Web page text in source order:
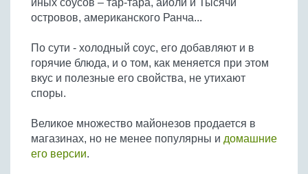
Бобовые
Крупы
иных соусов – тар-тара, айоли и Тысячи
островов, американского Ранча...
По сути - холодный соус, его добавляют и в
горячие блюда, и о том, как меняется при этом
вкус и полезные его свойства, не утихают
споры.
Великое множество майонезов продается в
магазинах, но не менее популярны и домашние
его версии.